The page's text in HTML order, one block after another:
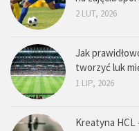
2 LUT, 2026
Jak
tworzyć luk
1 LIP, 2026
Kreatyna